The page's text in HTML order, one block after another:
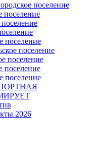
поселение
поселение
поселение
поселение
поселение
поселение
поселение
поселение
2026